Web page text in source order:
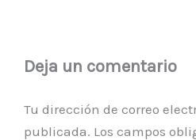
Deja un comentario
Tu dirección de correo
publicada. Los campos